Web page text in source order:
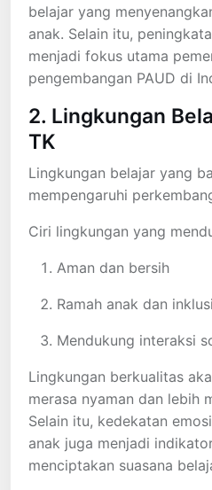
belajar yang
anak. Selain itu,
menjadi fokus utama
pengembangan PAUD di
2. Lingkungan
TK
Lingkungan belajar yang
mempengaruhi
Ciri lingkungan yang
Aman dan bersih
Ramah anak dan
Mendukung interaksi
Lingkungan berkualitas
merasa nyaman dan lebih
Selain itu, kedekatan
anak juga menjadi
menciptakan suasana